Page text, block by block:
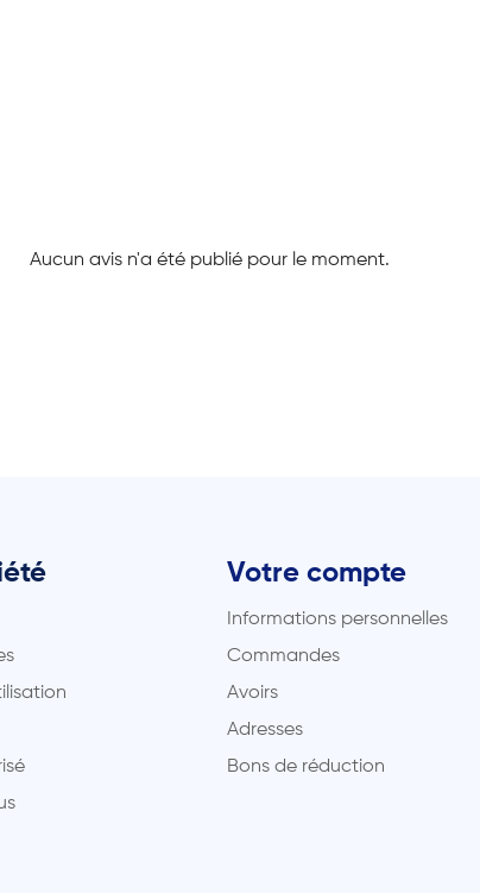
Aucun avis n'a été publié pour le moment.
Votre compte
Informations personnelles
Commandes
Avoirs
Adresses
Bons de réduction